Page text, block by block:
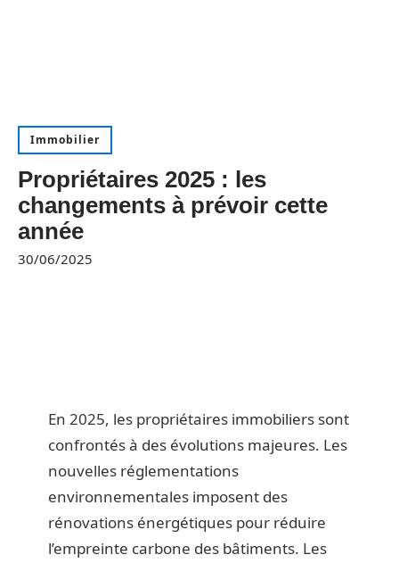
Immobilier
Propriétaires 2025 : les
changements à prévoir cette
année
30/06/2025
En 2025, les propriétaires immobiliers sont
confrontés à des évolutions majeures. Les
nouvelles réglementations
environnementales imposent des
rénovations énergétiques pour réduire
l’empreinte carbone des bâtiments. Les